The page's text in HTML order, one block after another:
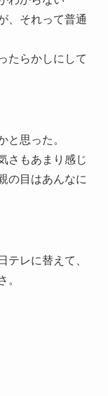
、それって普通
たらかしにして
と思った。
さもあまり感じ
の目はあんなに
テレに替えて、
。